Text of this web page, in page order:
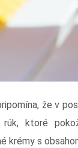
že v
rúk, ktoré
krémy s